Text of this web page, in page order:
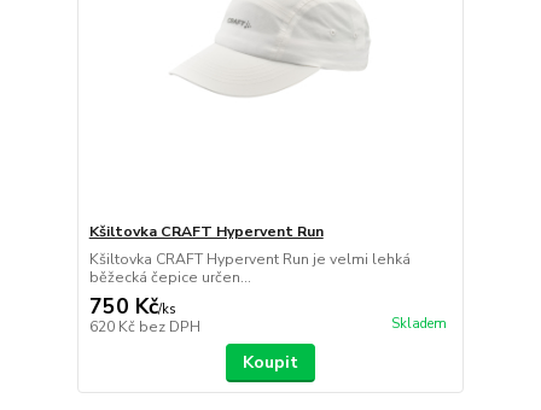
Kšiltovka CRAFT Hypervent Run
Kšiltovka CRAFT Hypervent Run je velmi lehká
běžecká čepice určen...
750 Kč/ks
620 Kč bez DPH Skladem
Koupit